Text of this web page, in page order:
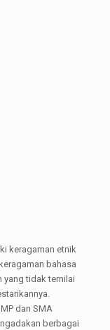
keragaman etnik
bahasa
yang tidak ternilai
dan SMA
berbagai